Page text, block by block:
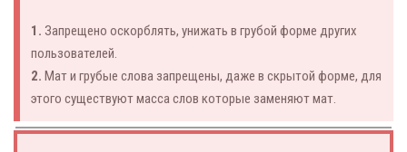
1. Запрещено оскорблять, унижать в грубой форме других
пользователей.
2. Мат и грубые слова запрещены, даже в скрытой форме, для
этого существуют масса слов которые заменяют мат.